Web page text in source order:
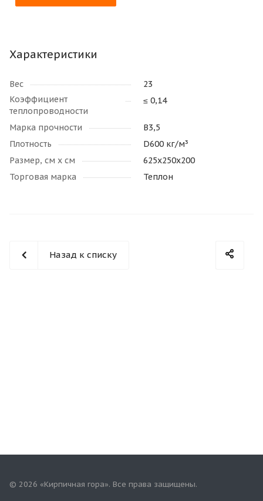
Характеристики
Вес
23
Коэффициент
теплопроводности
≤ 0,14
Марка прочности
В3,5
Плотность
D600 кг/м³
Размер, см х см
625х250х200
Торговая марка
Теплон
Назад к списку
© 2026 «Кирпичная гора». Все права защищены.